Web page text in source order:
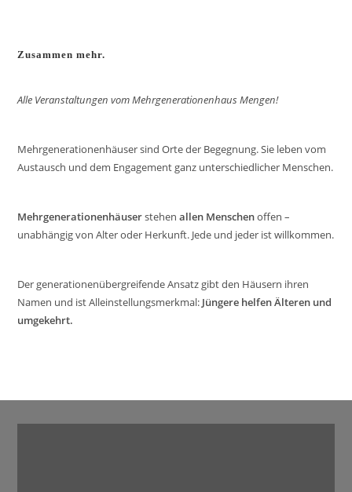
Zusammen mehr.
Alle Veranstaltungen vom Mehrgenerationenhaus Mengen!
Mehrgenerationenhäuser sind Orte der Begegnung. Sie leben vom
Austausch und dem Engagement ganz unterschiedlicher Menschen.
Mehrgenerationenhäuserstehenallen Menschenoffen –
unabhängig von Alter oder Herkunft. Jede und jeder ist willkommen.
Der generationenübergreifende Ansatz gibt den Häusern ihren
Namen und ist Alleinstellungsmerkmal: Jüngere helfen Älteren und
umgekehrt.